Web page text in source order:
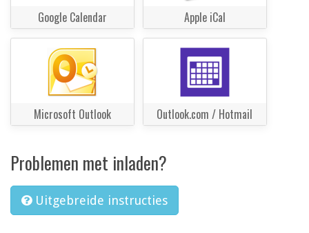
Google Calendar Apple iCal
Microsoft Outlook Outlook.com / Hotmail
Problemen met inladen?
Uitgebreide instructies